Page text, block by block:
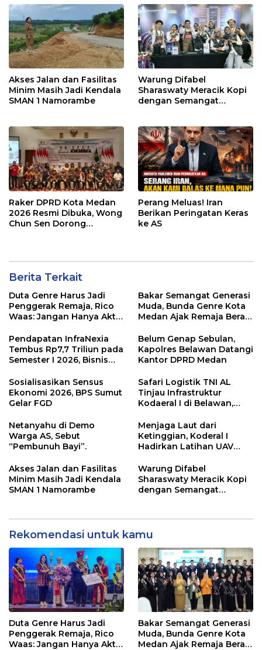
Akses Jalan dan Fasilitas
Minim Masih Jadi Kendala
SMAN 1 Namorambe
Warung Difabel
Sharaswaty Meracik Kopi
dengan Semangat
Raker DPRD Kota Medan
2026 Resmi Dibuka, Wong
Chun Sen Dorong
Perang Meluas! Iran
Berikan Peringatan Keras
ke AS
Berita Terkait
Duta Genre Harus Jadi
Penggerak Remaja, Rico
Waas: Jangan Hanya Aktif
Bakar Semangat Generasi
Muda, Bunda Genre Kota
Medan Ajak Remaja Berani
Pendapatan InfraNexia
Tembus Rp7,7 Triliun pada
Semester I 2026, Bisnis
Persen
Belum Genap Sebulan,
Kapolres Belawan Datangi
Kantor DPRD Medan
Sosialisasikan Sensus
Ekonomi 2026, BPS Sumut
Gelar FGD
Safari Logistik TNI AL
Tinjau Infrastruktur
Kodaeral I di Belawan,
Operasional
Netanyahu di Demo
Warga AS, Sebut
“Pembunuh Bayi”.
Menjaga Laut dari
Ketinggian, Koderal I
Hadirkan Latihan UAV
Akses Jalan dan Fasilitas
Minim Masih Jadi Kendala
SMAN 1 Namorambe
Warung Difabel
Sharaswaty Meracik Kopi
dengan Semangat
Rekomendasi untuk kamu
Duta Genre Harus Jadi
Penggerak Remaja, Rico
Waas: Jangan Hanya Aktif
Bakar Semangat Generasi
Muda, Bunda Genre Kota
Medan Ajak Remaja Berani